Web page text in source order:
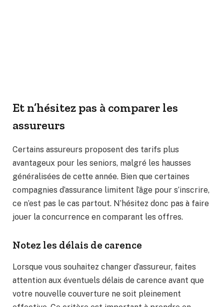
Et n’hésitez pas à comparer les
assureurs
Certains assureurs proposent des tarifs plus
avantageux pour les seniors, malgré les hausses
généralisées de cette année. Bien que certaines
compagnies d’assurance limitent l’âge pour s’inscrire,
ce n’est pas le cas partout. N’hésitez donc pas à faire
jouer la concurrence en comparant les offres.
Notez les délais de carence
Lorsque vous souhaitez changer d’assureur, faites
attention aux éventuels délais de carence avant que
votre nouvelle couverture ne soit pleinement